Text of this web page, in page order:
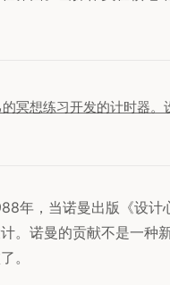
冥想练习开发的计时器。
年，当诺曼出版《设
。诺曼的贡献不是一种
。